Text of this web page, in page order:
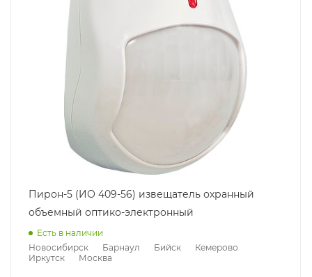
Пирон-5 (ИО 409-56) извещатель охранный
объемный оптико-электронный
Есть в наличии
Новосибирск
Барнаул Бийск
Кемерово
Иркутск
Москва